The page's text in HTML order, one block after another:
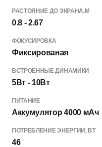
РАСТОЯНИЕ ДО ЭКРАНА,М
0.8 - 2.67
ФОКУСИРОВКА
Фиксированая
ВСТРОЕННЫЕ ДИНАМИКИ
5Вт - 10Вт
ПИТАНИЕ
Аккумулятор 4000 мАч
ПОТРЕБЛЕНИЕ ЭНЕРГИИ, ВТ
46